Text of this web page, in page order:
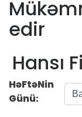
edir
Hansı
HəFtəNin
Günü: